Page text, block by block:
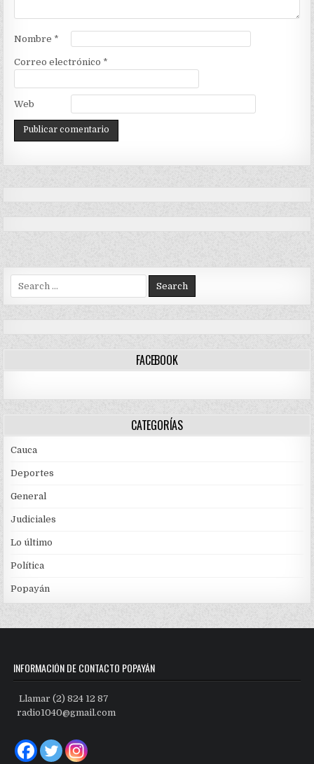
Nombre *
Correo electrónico *
Web
Search
for:
FACEBOOK
CATEGORÍAS
Cauca
Deportes
General
Judiciales
Lo último
Política
Popayán
INFORMACIÓN DE CONTACTO POPAYÁN
Llamar (2) 824 12 87
radio1040@gmail.com